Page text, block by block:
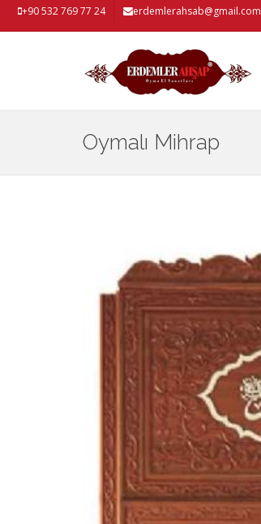
+90 532 769 77 24 erdemlerahsab@gmail.com
Oymalı Mihrap